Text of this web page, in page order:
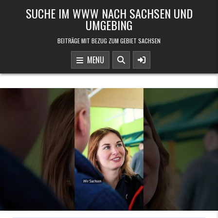
SUCHE IM WWW NACH SACHSEN UND
UMGEBING
BEITRÄGE MIT BEZUG ZUM GEBIET SACHSEN
MENU